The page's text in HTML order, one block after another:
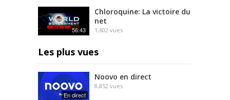
56:43
Chloroquine: La victoire du
net
1,602 vues
Les plus vues
En direct
Noovo en direct
8,852 vues